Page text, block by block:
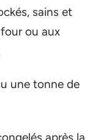
sains et
ou aux
une tonne de